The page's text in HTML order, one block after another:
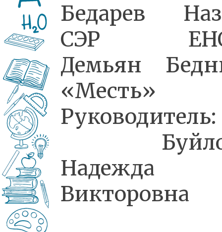
Бедарев
СЭР
Демьян
«Месть»
Руководитель:
Надежда
Викторовна